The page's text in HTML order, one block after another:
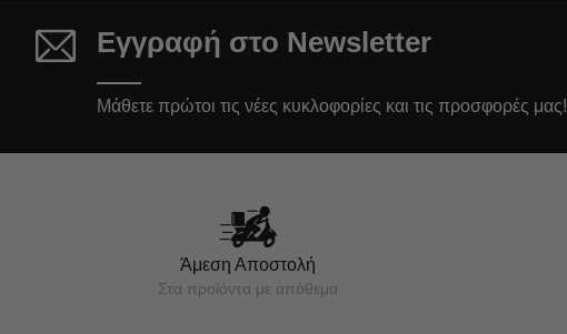
Εγγραφή στο Newsletter
Μάθετε πρώτοι τις νέες κυκλοφορίες και τις προσφορές μας!
Άμεση Αποστολή
Στα προϊόντα με απόθεμα